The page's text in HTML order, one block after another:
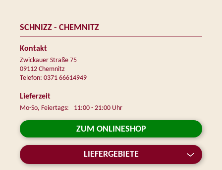
SCHNIZZ - CHEMNITZ
Kontakt
Zwickauer Straße 75
09112 Chemnitz
Telefon: 0371 66614949
Lieferzeit
Mo-So, Feiertags: 11:00 - 21:00 Uhr
ZUM ONLINESHOP
LIEFERGEBIETE